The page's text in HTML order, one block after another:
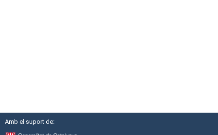
Amb el suport de: